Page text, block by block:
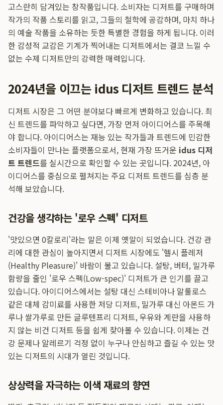
고스란히 담겨있는 창작품입니다. 소비자는 디저트를 구매하며
작가의 작품 스토리를 읽고, 그들의 철학에 공감하며, 마치 하나
의 예술 작품을 소유하는 듯한 특별한 경험을 하게 됩니다. 이러
한 감성적 교감은 기계가 찍어내는 디저트에서는 결코 느낄 수
없는 수제 디저트만의 강력한 매력입니다.
2024년을 이끄는 idus 디저트 트렌드 분석
디저트 시장은 그 어떤 분야보다 빠르게 변화하고 있습니다. 최
신 트렌드를 파악하고 싶다면, 가장 먼저 아이디어스를 주목해
야 합니다. 아이디어스는 재능 있는 작가들과 트렌드에 민감한
소비자들이 만나는 플랫폼으로서, 현재 가장 뜨거운 idus 디저
트 트렌드를 실시간으로 확인할 수 있는 곳입니다. 2024년, 아
이디어스를 중심으로 펼쳐지는 주요 디저트 트렌드를 심층 분
석해 보았습니다.
건강을 생각하는 '로우 스펙' 디저트
'맛있으면 0칼로리'라는 말은 이제 옛말이 되었습니다. 건강 관
리에 대한 관심이 높아지면서 디저트 시장에도 '헬시 플레저
(Healthy Pleasure)' 바람이 불고 있습니다. 설탕, 버터, 밀가루
함량을 줄인 '로우 스펙(Low-spec)' 디저트가 큰 인기를 끌고
있습니다. 아이디어스에서는 설탕 대신 스테비아나 알룰로스
같은 대체 감미료를 사용한 저당 디저트, 밀가루 대신 아몬드 가
루나 쌀가루로 만든 글루텐프리 디저트, 우유와 계란을 사용하
지 않는 비건 디저트 등을 쉽게 찾아볼 수 있습니다. 이제는 건
강 문제나 알레르기 걱정 없이 누구나 안심하고 즐길 수 있는 맛
있는 디저트의 시대가 열린 것입니다.
상상력을 자극하는 이색 재료의 향연